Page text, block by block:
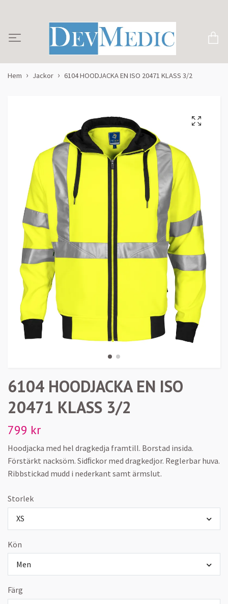
Hem Jackor 6104 HOODJACKA EN ISO 20471 KLASS 3/2
6104 HOODJACKA EN ISO
20471 KLASS 3/2
799 kr
Hoodjacka med hel dragkedja framtill. Borstad insida.
Förstärkt nacksöm. Sidﬁckor med dragkedjor. Reglerbar huva.
Ribbstickad mudd i nederkant samt ärmslut.
Storlek
XS
Kön
Men
Färg